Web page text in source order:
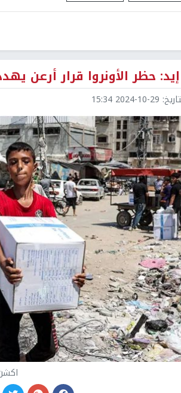
حظر الأونروا قرار أرعن
2024-10-29 15:34